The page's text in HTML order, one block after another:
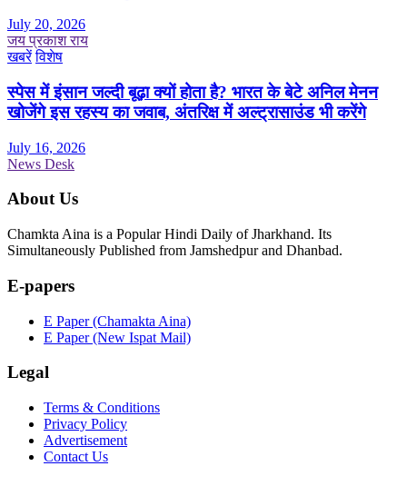
July 20, 2026
जय प्रकाश राय
खबरें विशेष
स्पेस में इंसान जल्दी बूढ़ा क्यों होता है? भारत के बेटे अनिल मेनन
खोजेंगे इस रहस्य का जवाब, अंतरिक्ष में अल्ट्रासाउंड भी करेंगे
July 16, 2026
News Desk
About Us
Chamkta Aina is a Popular Hindi Daily of Jharkhand. Its
Simultaneously Published from Jamshedpur and Dhanbad.
E-papers
E Paper (Chamakta Aina)
E Paper (New Ispat Mail)
Legal
Terms & Conditions
Privacy Policy
Advertisement
Contact Us